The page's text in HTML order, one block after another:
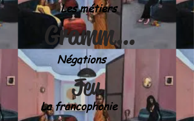
Les métiers
Grammaire
Négations
Jeu
La francophonie